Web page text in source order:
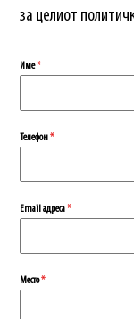
за целиот
Име*
Телефон*
Еmail адреса*
Место*